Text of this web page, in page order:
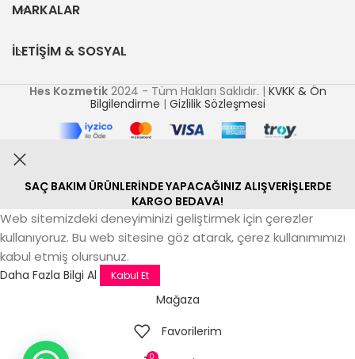
MARKALAR
İLETİŞİM & SOSYAL
Hes Kozmetik 2024 - Tüm Hakları Saklıdır. | KVKK & Ön
Bilgilendirme | Gizlilik Sözleşmesi
SAÇ BAKIM ÜRÜNLERİNDE YAPACAĞINIZ ALIŞVERİŞLERDE
KARGO BEDAVA!
Web sitemizdeki deneyiminizi geliştirmek için çerezler
kullanıyoruz. Bu web sitesine göz atarak, çerez kullanımımızı
kabul etmiş olursunuz.
Daha Fazla Bilgi Al Kabul Et
Mağaza
Favorilerim
0